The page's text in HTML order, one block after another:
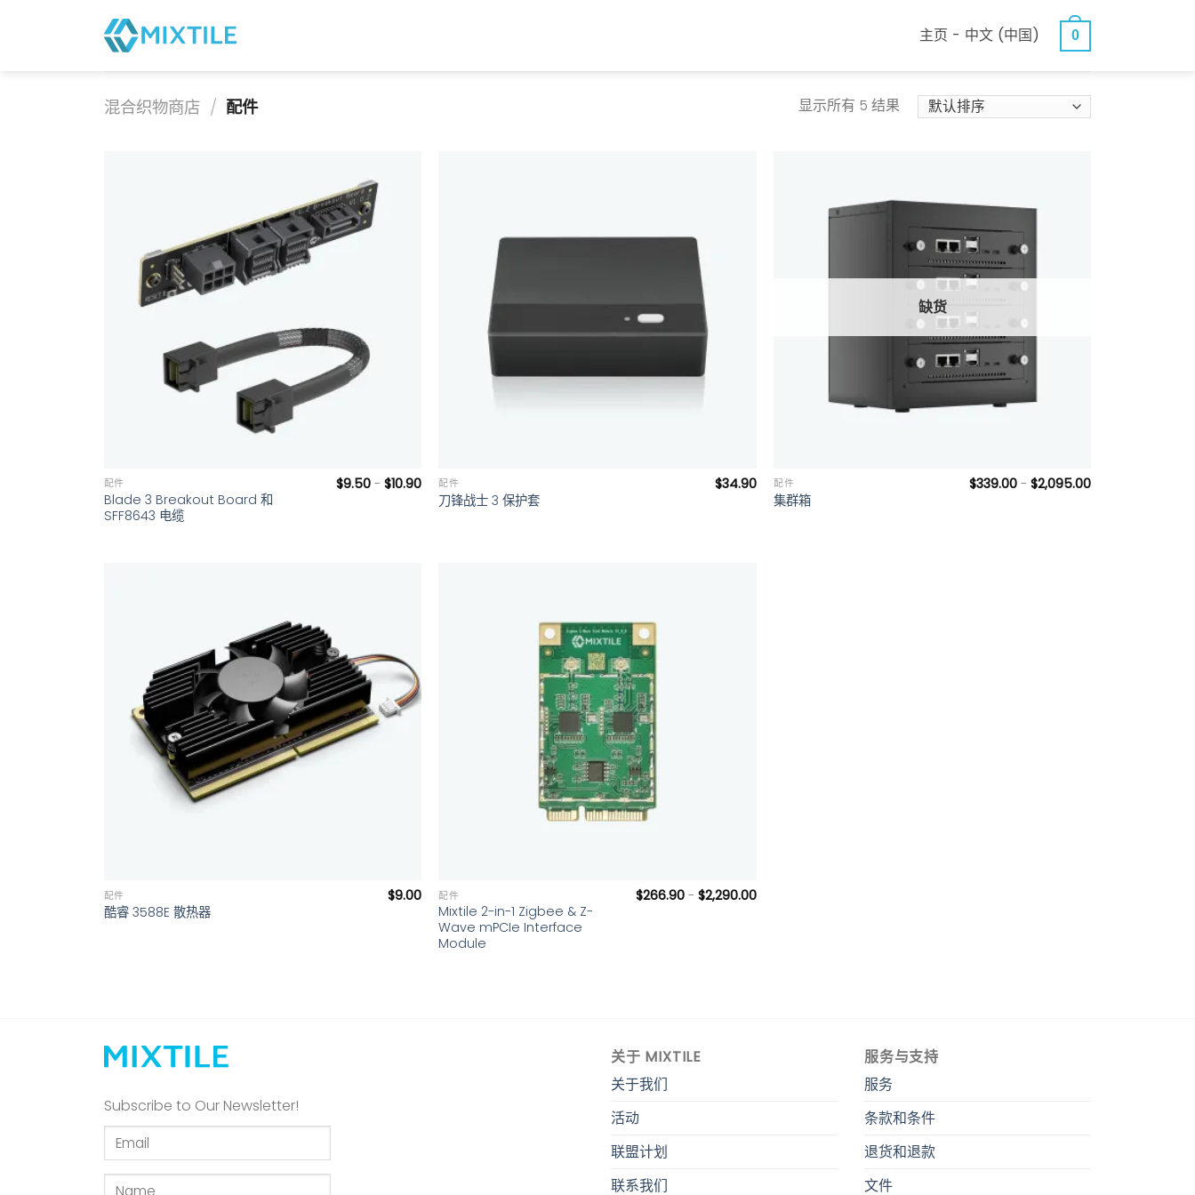
主页 - 中文 (中国) 0
混合织物商店 / 配件 显示所有 5 结果
配件
Blade 3 Breakout Board 和
SFF8643 电缆
$9.50- $10.90 配件
刀锋战士 3 保护套
$34.90
缺货
配件
集群箱
$339.00 -$2,095.00
配件
酷睿 3588E 散热器
$9.00 配件
Mixtile 2-in-1 Zigbee & Z-
Wave mPCIe Interface
Module
$266.90- $2,290.00
Subscribe to Our Newsletter!
关于 MIXTILE
关于我们
活动
联盟计划
联系我们
服务与支持
服务
条款和条件
退货和退款
文件